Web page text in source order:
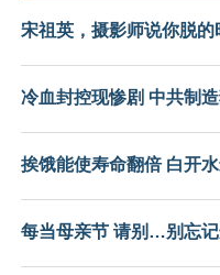
宋祖英，摄影师说你脱的
冷血封控现惨剧 中共制
挨饿能使寿命翻倍 白开
每当母亲节 请别…别忘